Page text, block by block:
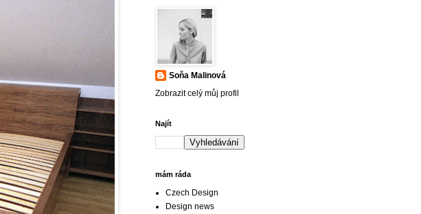
Soňa Malinová
Zobrazit celý můj profil
Najít
mám ráda
Czech Design
Design news